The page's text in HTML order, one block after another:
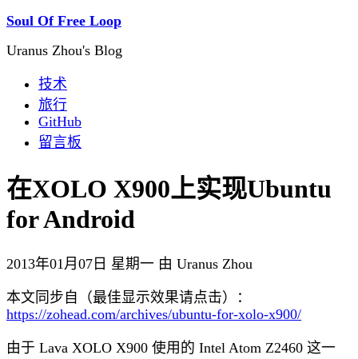
Soul Of Free Loop
Uranus Zhou's Blog
技术
旅行
GitHub
留言板
在XOLO X900上实现Ubuntu
for Android
2013年01月07日 星期一 由 Uranus Zhou
本文同步自（最佳显示效果请点击）：
https://zohead.com/archives/ubuntu-for-xolo-x900/
由于 Lava XOLO X900 使用的 Intel Atom Z2460 这一